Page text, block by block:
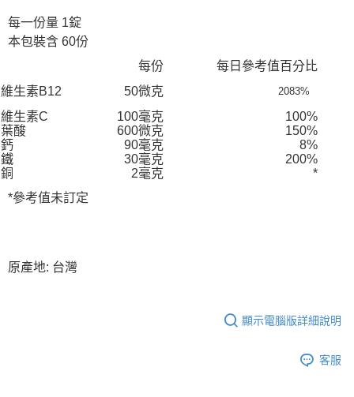
每一份量 1錠
本包裝含 60份
每份
每日參考值百分比
維生素B12
50微克 2083%
維生素C 100毫克
100%
葉酸
600微克
150%
鈣
90毫克
8%
鐵
30毫克
200%
銅
2毫克
*
*參考值未訂定
原產地: 台灣
顯示電腦版詳細說明
客服